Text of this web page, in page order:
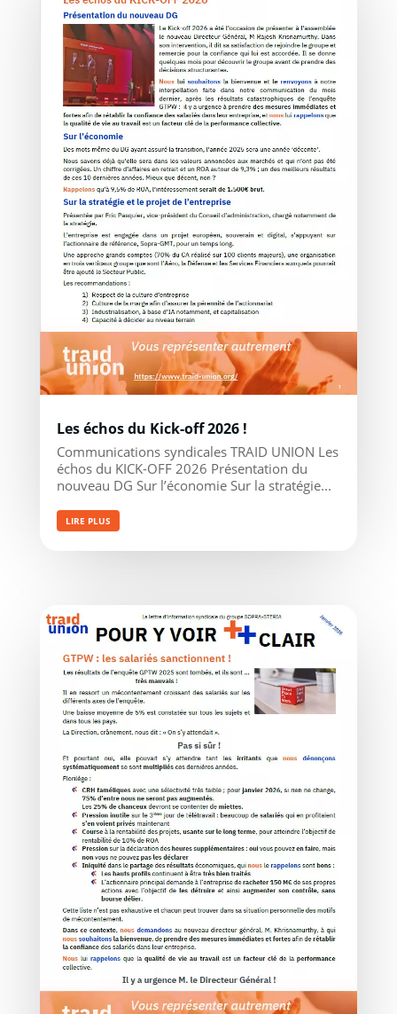
Les échos du Kick-off 2026 !
Communications syndicales TRAID UNION Les
échos du KICK-OFF 2026 Présentation du
nouveau DG Sur l’économie Sur la stratégie...
LIRE PLUS